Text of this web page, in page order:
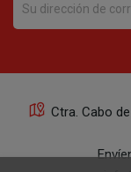
Ctra. Cabo